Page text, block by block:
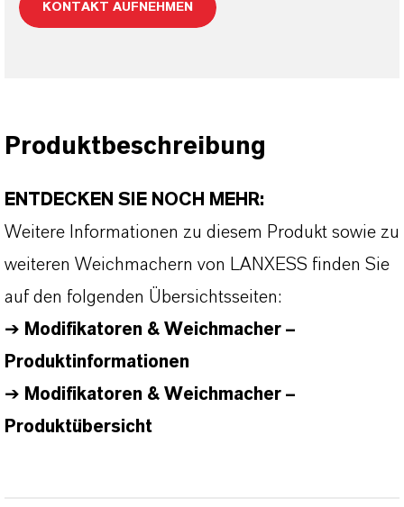
KONTAKT AUFNEHMEN
Produktbeschreibung
ENTDECKEN SIE NOCH MEHR:
Weitere Informationen zu diesem Produkt sowie zu
weiteren Weichmachern von LANXESS finden Sie
auf den folgenden Übersichtsseiten:
➔ Modifikatoren & Weichmacher –
Produktinformationen
➔ Modifikatoren & Weichmacher –
Produktübersicht